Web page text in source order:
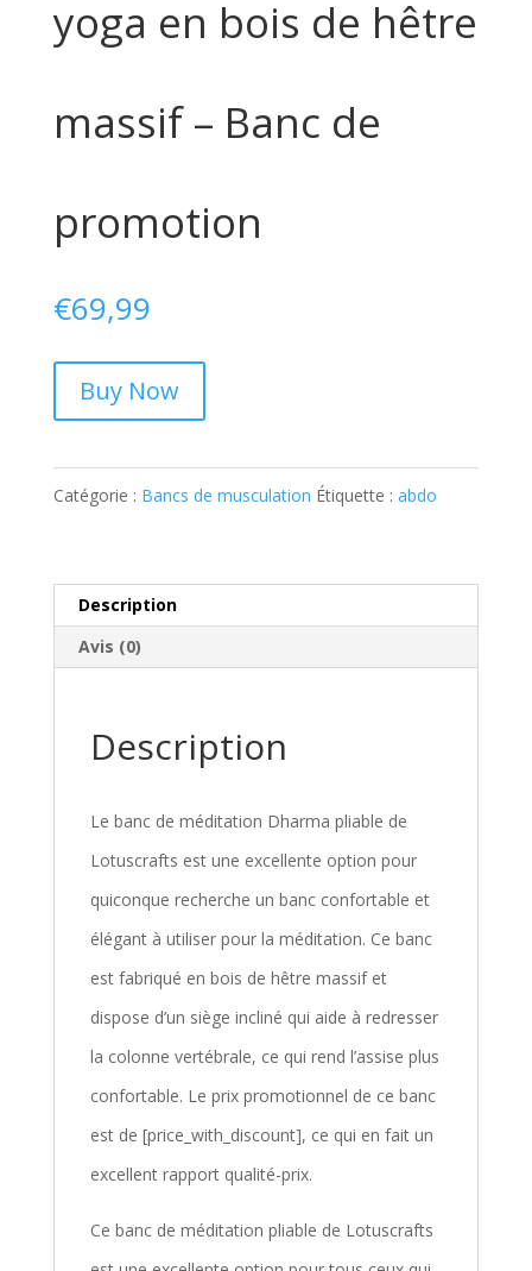
yoga en bois de hêtre
massif – Banc de
promotion
€69,99
Buy Now
Catégorie : Bancs de musculation Étiquette : abdo
Description
Avis (0)
Description
Le banc de méditation Dharma pliable de
Lotuscrafts est une excellente option pour
quiconque recherche un banc confortable et
élégant à utiliser pour la méditation. Ce banc
est fabriqué en bois de hêtre massif et
dispose d’un siège incliné qui aide à redresser
la colonne vertébrale, ce qui rend l’assise plus
confortable. Le prix promotionnel de ce banc
est de [price_with_discount], ce qui en fait un
excellent rapport qualité-prix.
Ce banc de méditation pliable de Lotuscrafts